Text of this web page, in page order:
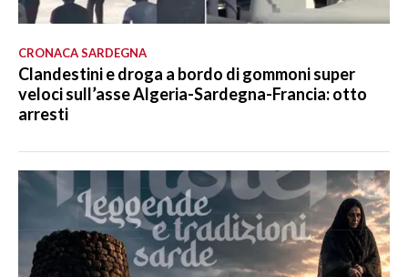
CRONACA SARDEGNA
Clandestini e droga a bordo di gommoni super
veloci sull’asse Algeria-Sardegna-Francia: otto
arresti